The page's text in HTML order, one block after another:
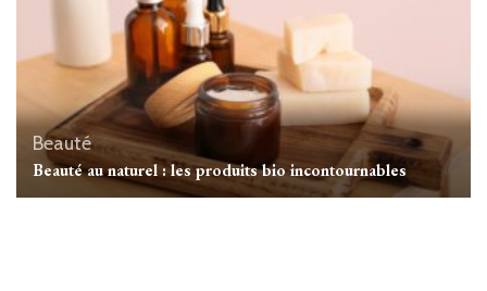
Beauté
Beauté au naturel : les produits bio incontournables